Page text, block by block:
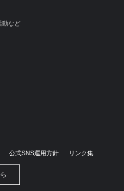
動など
公式SNS運用方針 リンク集